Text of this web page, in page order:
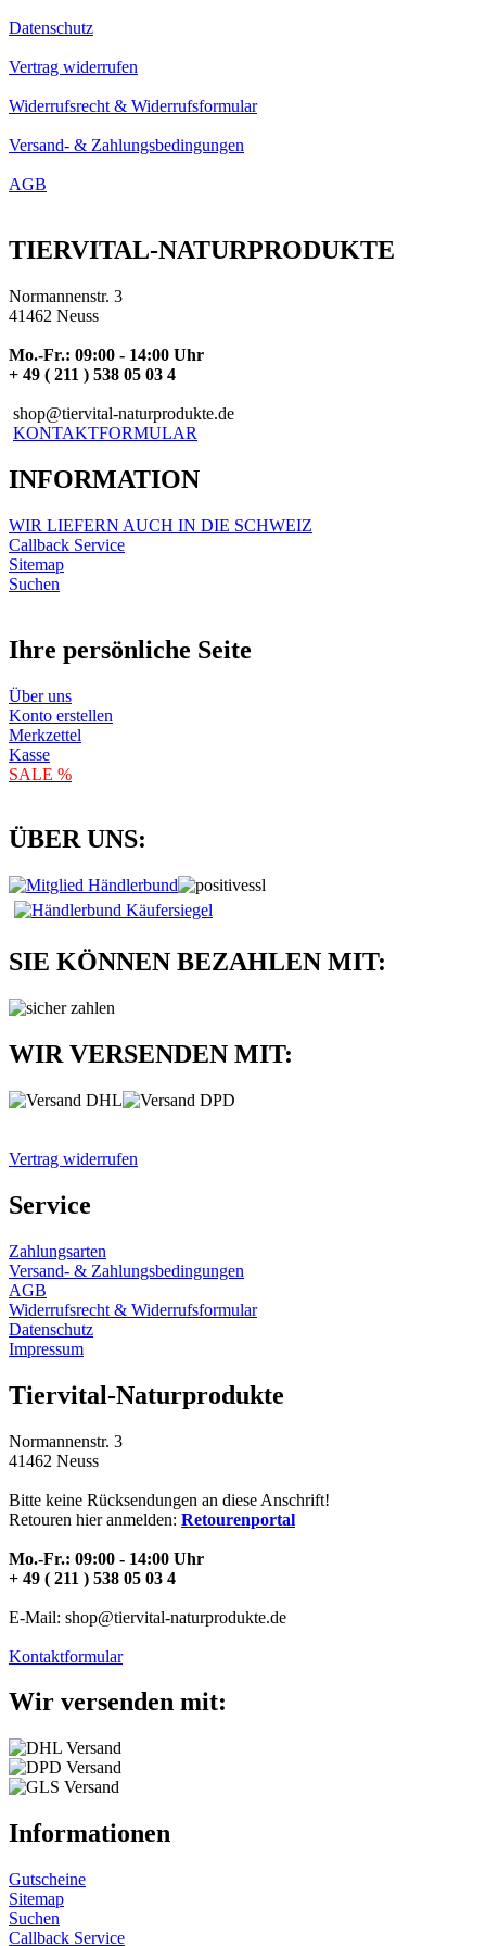
Datenschutz
Vertrag widerrufen
Widerrufsrecht & Widerrufsformular
Versand- & Zahlungsbedingungen
AGB
TIERVITAL-NATURPRODUKTE
Normannenstr. 3
41462 Neuss
Mo.-Fr.: 09:00 - 14:00 Uhr
+ 49 ( 211 ) 538 05 03 4
shop@tiervital-naturprodukte.de
KONTAKTFORMULAR
INFORMATION
WIR LIEFERN AUCH IN DIE SCHWEIZ
Callback Service
Sitemap
Suchen
Ihre persönliche Seite
Über uns
Konto erstellen
Merkzettel
Kasse
SALE %
ÜBER UNS:
SIE KÖNNEN BEZAHLEN MIT:
WIR VERSENDEN MIT:
Vertrag widerrufen
Service
Zahlungsarten
Versand- & Zahlungsbedingungen
AGB
Widerrufsrecht & Widerrufsformular
Datenschutz
Impressum
Tiervital-Naturprodukte
Normannenstr. 3
41462 Neuss
Bitte keine Rücksendungen an diese Anschrift!
Retouren hier anmelden: Retourenportal
Mo.-Fr.: 09:00 - 14:00 Uhr
+ 49 ( 211 ) 538 05 03 4
E-Mail: shop@tiervital-naturprodukte.de
Kontaktformular
Wir versenden mit:
Informationen
Gutscheine
Sitemap
Suchen
Callback Service